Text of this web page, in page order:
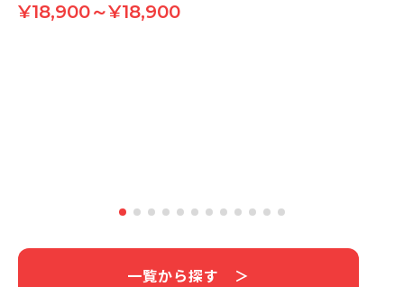
¥18,900～¥18,900
一覧から探す ＞